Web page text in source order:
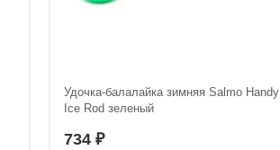
Удочка-балалайка зимняя Salmo Handy
Ice Rod зеленый
734 ₽